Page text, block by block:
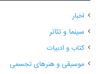
اخبار
سینما و تئاتر
کتاب و ادبیات
موسیقی و هنرهای تجسمی